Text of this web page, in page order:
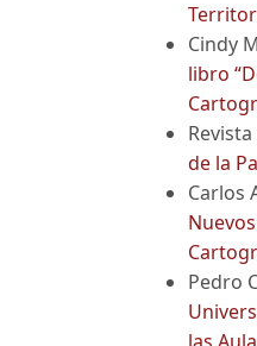
Cindy
libro
de la
Carlos
Pedro